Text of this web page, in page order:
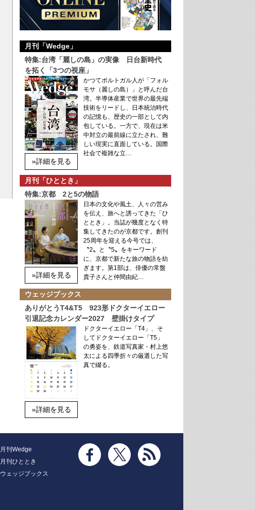
月刊「Wedge」
特集:台湾「麗しの島」の実像 日台新時代
を拓く「3つの視座」
»詳細を見る
かつてポルトガル人が「フォル
モサ（麗しの島）」と呼んだ台
湾。半導体産業で世界の最先端
技術をリードし、日本統治時代
の記憶も、歴史の一部として内
包している。一方で、現在は米
中対立の最前線に立たされ、難
しい現実に直面している。国際
社会で複雑な立…
月刊「ひととき」
特集:京都 2と5の物語
»詳細を見る
日本の文化や風土、人々の営み
を伝え、旅へと誘ってきた「ひ
ととき」。当誌が幾度となく特
集してきたのが京都です。創刊
25周年を迎える今号では、
〝2〟と〝5〟をキーワード
に、京都で新たな旅の物語を紡
ぎます。第1部は、俳優の常盤
貴子さんと仲間由紀…
ウェッジブックス
ありがとうT4&T5 923形ドクターイエロー
引退記念カレンダー2027 壁掛けタイプ
»詳細を見る
ドクターイエロー「T4」、そ
してドクターイエロー「T5」
の勇姿を、鉄道写真家・村上悠
太による四季折々の厳選した写
真で綴る。
月刊Wedge
月刊ひととき
ウェッジブックス